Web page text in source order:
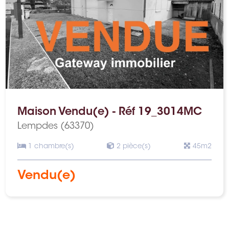
Maison Vendu(e) - Réf 19_3014MC
Lempdes (63370)
1 chambre(s) 2 pièce(s) 45m2
Vendu(e)